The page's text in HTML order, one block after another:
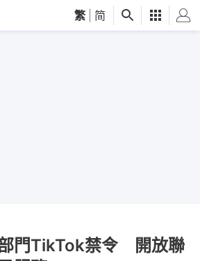
繁 简
門TikTok禁令 開放聯